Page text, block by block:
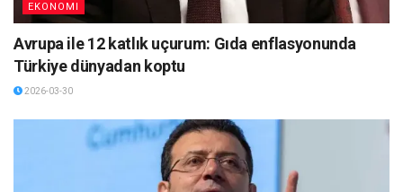
EKONOMI
Avrupa ile 12 katlık uçurum: Gıda enflasyonunda
Türkiye dünyadan koptu
2026-03-30